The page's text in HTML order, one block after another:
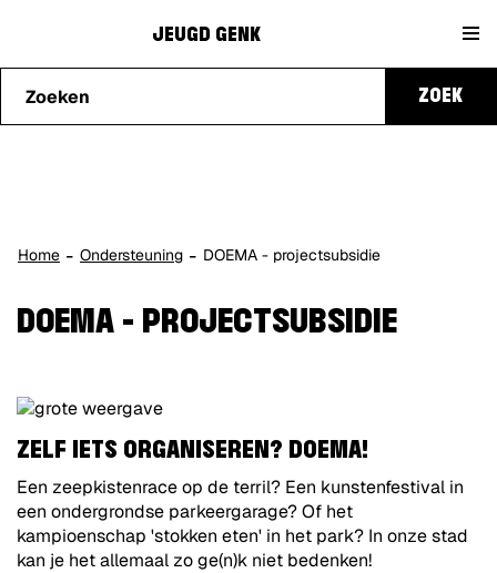
Genk
JEUGD GENK
kunnen
we je
ZOEK
Home Ondersteuning DOEMA - projectsubsidie
DOEMA - PROJECTSUBSIDIE
ZELF IETS ORGANISEREN? DOEMA!
Een zeepkistenrace op de terril? Een kunstenfestival in
een ondergrondse parkeergarage? Of het
kampioenschap 'stokken eten' in het park? In onze stad
kan je het allemaal zo ge(n)k niet bedenken!